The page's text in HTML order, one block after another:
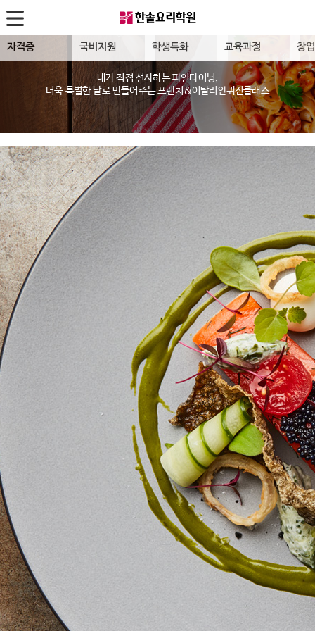
자격증
조리사자격증필기
일식조리사
중식조리사
복어조리사
제과제빵
바리스타
산업기사·기능장
국비지원
재직자·실업자
고교위탁
정부지원사업
학생특화
진로진학
자격증 패키지반
진로체험반
한솔영셰프 멤버스
요리대회
국제대회반
수상실적
HYCA요리대회준비반
영셰프트레이닝프로그램
파티시에 트레이닝 프로그램
교육과정
바리스타
바리스타1,2급
SCA Barista
SCA Brewing
바리스타 Diploma
카페창업
제과제빵
타르트프로페셔널
Cake Decoration
Patissier 전문가
쇼콜라 프로페셔널
창
성
무
칼
피자
치킨
스
이
일
중
내가 직접 선사하는 파인다이닝,
더욱 특별한 날로 만들어주는 프렌치&이탈리안퀴진클래스